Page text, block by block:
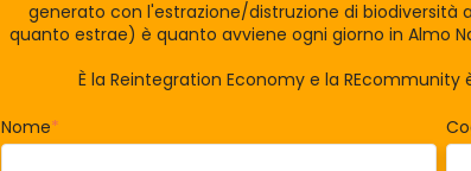
generato con l'estrazione/distruzione di
quanto estrae) è quanto avviene ogni giorno in Almo
È la Reintegration Economy e la
Nome*